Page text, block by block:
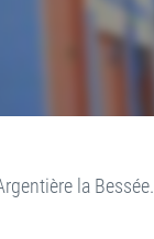
la Bessée.